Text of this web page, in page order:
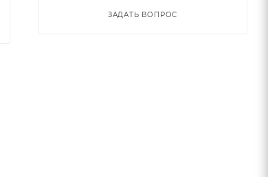
ЗАДАТЬ ВОПРОС